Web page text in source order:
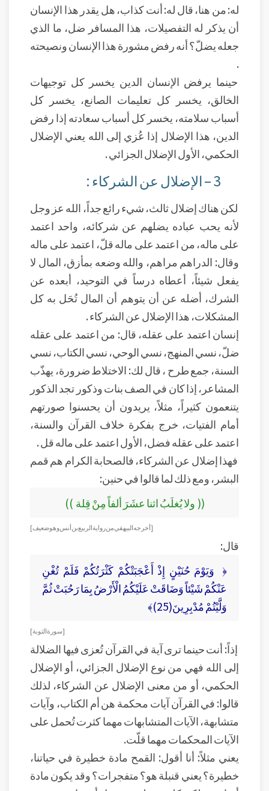
له: من هنا، قال له: أنت كذاب، هل يقدر هذا الإنسان
أن يذكر له التفصيلات، هذا المسافر ضل، ما الذي
جعله يضلّ؟ أنه رفض مشورة هذا الإنسان ونصيحته
.
حينما يرفض الإنسان الدين يخسر كل توجيهات
الخالق، يخسر كل تعليمات الصانع، يخسر كل
أسباب سلامته، يخسر كل أسباب سعادته إذا رفض
الدين، هذا الإضلال إذا عُزي إلى الله يعني الإضلال
الحكمي، الأول الإضلال الجزائي .
3 – الإضلال عن الشركاء :
لكن هناك إضلال ثالث، شيء رائع جداً، الله عز وجل
لأنه يحب عباده يضلهم عن شركائه، واحد اعتمد
على ماله، من اعتمد على ماله قلّ، اعتمد على ماله
وقال: الدراهم مراهم، والله وضعه بمأزق، المال لا
يفعل شيئاً، أعطاه درساً في التوحيد، أبعده عن
الشرك، أضله عن أن يتوهم أن المال تُحَل به كل
المشكلات، هذا الإضلال عن الشركاء .
إنسان اعتمد على عقله، قال: من اعتمد على عقله
ضلّ، نسي المنهج، نسي الوحي، نسي الكتاب، نسي
السنة، جمع طرح ، قال لك: الاختلاط ضرورة، يهذّب
المشاعر، إذا كان في الصف بنات وذكور تجد الذكور
يتنعمون كثيراً، مثلاً، يريدون أن يحسنوا صورتهم
أمام الفتيات، خرج بفكرة خلاف القرآن والسنة،
اعتمد على عقله فضل، الأول اعتمد على ماله قل .
فهذا إضلال عن الشركاء، فالصحابة الكرام هم قمم
البشر، ومع ذلك لما قالوا في حنين:
(( ولا يُغلَبُ اثنا عشَرَ ألفاً مِنْ قِلة ))
[ أخرجه البيهقي من رواية الربيع بن أنس وهو ضعيف ]
قال:
﴿ وَيَوْمَ حُنَيْنٍ إِذْ أَعْجَبَتْكُمْ كَثْرَتُكُمْ فَلَمْ تُغْنِ
عَنْكُمْ شَيْئاً وَضَاقَتْ عَلَيْكُمُ الْأَرْضُ بِمَا رَحُبَتْ ثُمَّ
وَلَّيْتُمْ مُدْبِرِينَ(25)﴾
[ سورة التوبة ]
إذاً: أنت حينما ترى آية في القرآن تُعزى فيها الضلالة
إلى الله فهي من نوع الإضلال الجزائي، أو الإضلال
الحكمي، أو من معنى الإضلال عن الشركاء، لذلك
قالوا: في القرآن آيات محكمة هن أم الكتاب، وآيات
متشابهة، الآيات المتشابهات مهما كثرت تُحمل على
الآيات المحكمات مهما قلّت.
يعني مثلاً: أنا أقول: القمح مادة خطيرة في حياتنا،
خطيرة؟ يعني قنبلة هو؟ متفجرات؟ وقد يكون مادة